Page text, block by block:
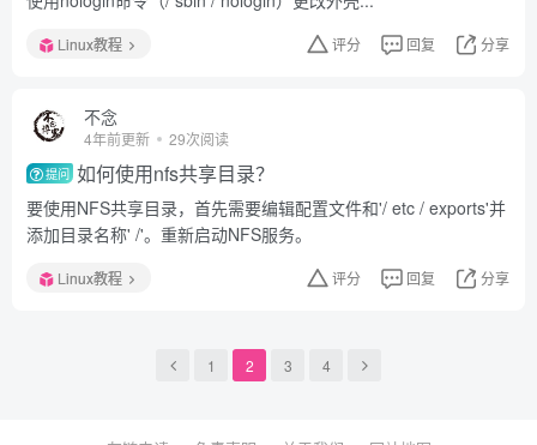
Linux教程 评分 回复 分享
不念
4年前更新 29次阅读
提问 如何使用nfs共享目录？
要使用NFS共享目录，首先需要编辑配置文件和'/ etc / exports'并
添加目录名称' /'。重新启动NFS服务。
Linux教程 评分 回复 分享
1 2 3 4